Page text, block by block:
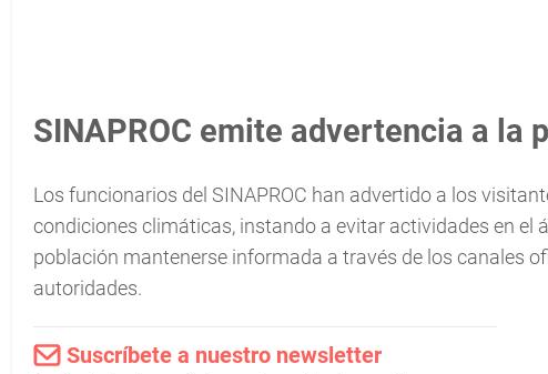
SINAPROC emite advertencia a la
Los funcionarios del SINAPROC han advertido a los
condiciones climáticas, instando a evitar actividades en el
población mantenerse informada a través de los canales
autoridades.
Suscríbete a nuestro newsletter